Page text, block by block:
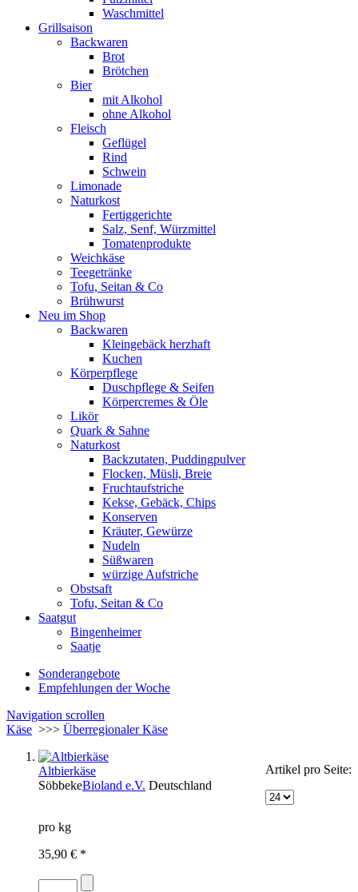
Waschmittel
Grillsaison
Backwaren
Brot
Brötchen
Bier
mit Alkohol
ohne Alkohol
Fleisch
Geflügel
Rind
Schwein
Limonade
Naturkost
Fertiggerichte
Salz, Senf, Würzmittel
Tomatenprodukte
Weichkäse
Teegetränke
Tofu, Seitan & Co
Brühwurst
Neu im Shop
Backwaren
Kleingebäck herzhaft
Kuchen
Körperpflege
Duschpflege & Seifen
Körpercremes & Öle
Likör
Quark & Sahne
Naturkost
Backzutaten, Puddingpulver
Flocken, Müsli, Breie
Fruchtaufstriche
Kekse, Gebäck, Chips
Konserven
Kräuter, Gewürze
Nudeln
Süßwaren
würzige Aufstriche
Obstsaft
Tofu, Seitan & Co
Saatgut
Bingenheimer
Saatje
Sonderangebote
Empfehlungen der Woche
Navigation scrollen
Käse >>> Überregionaler Käse
Artikel pro Seite:
Altbierkäse
SöbbekeBioland e.V. Deutschland
pro kg
35,90 € *